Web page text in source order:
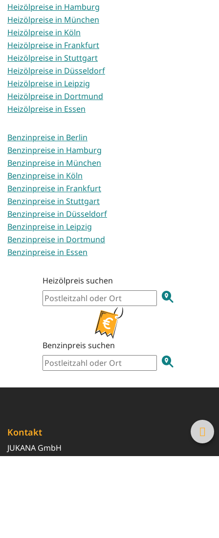
Heizölpreise in Hamburg
Heizölpreise in München
Heizölpreise in Köln
Heizölpreise in Frankfurt
Heizölpreise in Stuttgart
Heizölpreise in Düsseldorf
Heizölpreise in Leipzig
Heizölpreise in Dortmund
Heizölpreise in Essen
Benzinpreise in Berlin
Benzinpreise in Hamburg
Benzinpreise in München
Benzinpreise in Köln
Benzinpreise in Frankfurt
Benzinpreise in Stuttgart
Benzinpreise in Düsseldorf
Benzinpreise in Leipzig
Benzinpreise in Dortmund
Benzinpreise in Essen
Heizölpreis suchen
Benzinpreis suchen
Kontakt
JUKANA GmbH